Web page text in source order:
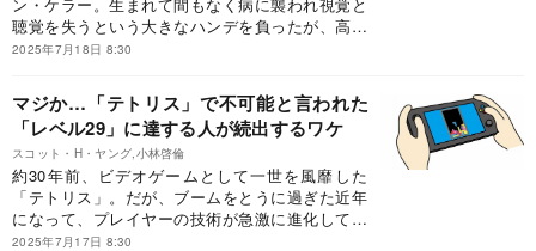
聴覚を失うという大きなハンデを負ったが、高い
学習能力を身に付け、現在のハーバード大に連な
ケラーへの教育から、現代でも通じる要素を抽出
した。※本稿は、スコット・H・ヤング著、小林啓
倫訳『SENSEFULNESS（センスフルネス） ど
んなスキルでも最速で磨く「マスタリーの法
則」』（朝日新聞出版）の一部を抜粋・編集した
ものです。
2025年7月18日 8:30
マジか…「テトリス」で不可能と言われた
「レベル29」に達する人が続出するワケ
スコット・H・ヤング,小林啓倫
約30年前、ビデオゲームとして一世を風靡した
「テトリス」。だが、ブームをとうに過ぎた近年
になって、プレイヤーの技術が急激に進化してい
ることをご存じだろうか。ゲーム機の表示限界で
2025年7月17日 8:30